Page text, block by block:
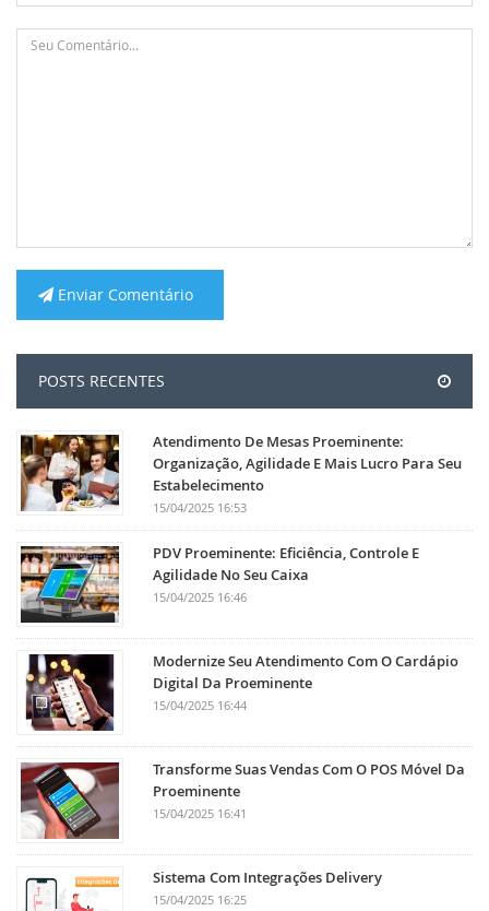
POSTS RECENTES
Atendimento De Mesas Proeminente:
Organização, Agilidade E Mais Lucro Para Seu
Estabelecimento
15/04/2025 16:53
PDV Proeminente: Eficiência, Controle E
Agilidade No Seu Caixa
15/04/2025 16:46
Modernize Seu Atendimento Com O Cardápio
Digital Da Proeminente
15/04/2025 16:44
Transforme Suas Vendas Com O POS Móvel Da
Proeminente
15/04/2025 16:41
Sistema Com Integrações Delivery
15/04/2025 16:25